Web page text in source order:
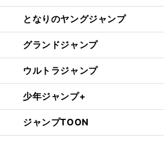
となりのヤングジャンプ
グランドジャンプ
ウルトラジャンプ
少年ジャンプ+
ジャンプTOON